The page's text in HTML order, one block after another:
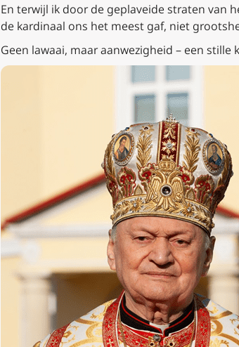
En terwijl ik door de geplaveide straten van
de kardinaal ons het meest gaf, niet
Geen lawaai, maar aanwezigheid – een